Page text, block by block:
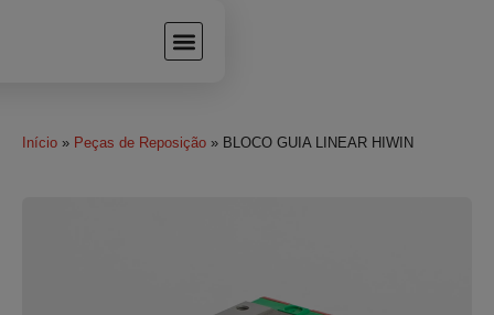
Início » Peças de Reposição » BLOCO GUIA LINEAR HIWIN